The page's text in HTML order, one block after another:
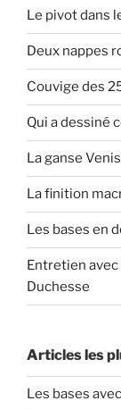
Le pivot dans
Deux nappes
Couvige des
Qui a dessiné
La ganse
La finition
Les bases en
Entretien
Duchesse
Articles les
Les bases